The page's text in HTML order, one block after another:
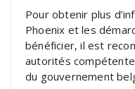
Pour obtenir plus
Phoenix et les
bénéficier, il est
autorités
du gouvernement